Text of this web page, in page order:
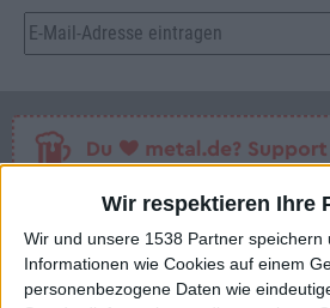
Wir respektieren Ihre
Wir und unsere 1538 Partner
Informationen wie Cookies auf einem
personenbezogene Daten wie
Interessante Alben finden
Auf der Suche nach neuer Mucke?